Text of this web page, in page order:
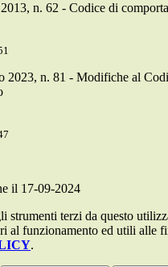
n. 62 - Codice di
2023, n. 81 - Modifiche al
il 17-09-2024
strumenti terzi da questo
al funzionamento ed utili alle
.